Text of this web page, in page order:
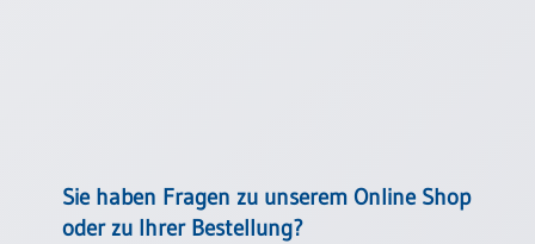
Sie haben Fragen zu unserem Online Shop
oder zu Ihrer Bestellung?